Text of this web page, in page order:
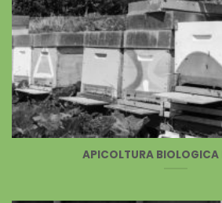
APICOLTURA BIOLOGICA